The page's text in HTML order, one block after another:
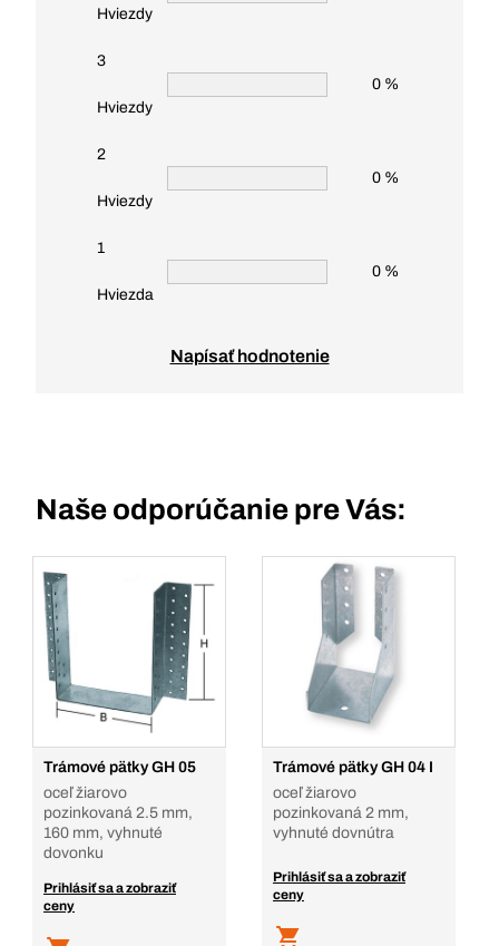
Hviezdy
3
Hviezdy
0 %
2
Hviezdy
0 %
1
Hviezda
0 %
Napísať hodnotenie
Naše odporúčanie pre Vás:
Trámové pätky GH 05
oceľ žiarovo
pozinkovaná 2.5 mm,
160 mm, vyhnuté
dovonku
Prihlásiť sa a zobraziť
ceny
Trámové pätky GH 04 I
oceľ žiarovo
pozinkovaná 2 mm,
vyhnuté dovnútra
Prihlásiť sa a zobraziť
ceny